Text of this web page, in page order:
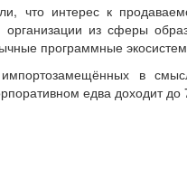
что интерес к
организации из сферы
программные
в
едва доходит до